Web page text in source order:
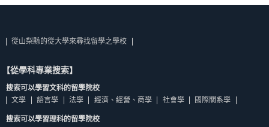
從山梨縣的從大學來尋找留學之學校
【從學科專業搜索】
搜索可以學習文科的留學院校
文學
語言學 法學 經濟、經營、商學 社會學 國際關系學
搜索可以學習理科的留學院校